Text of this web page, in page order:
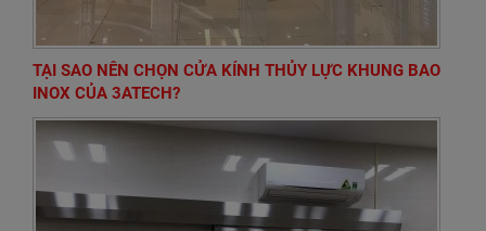
TẠI SAO NÊN CHỌN CỬA KÍNH THỦY LỰC KHUNG BAO
INOX CỦA 3ATECH?